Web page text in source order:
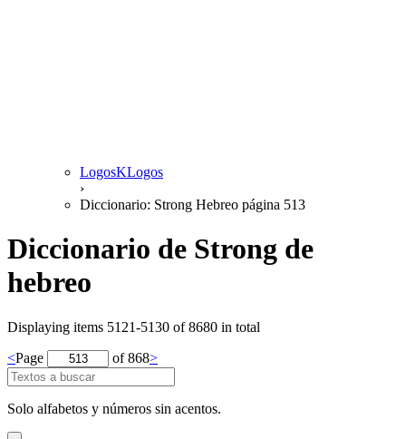
LogosKLogos
›
Diccionario: Strong Hebreo página 513
Diccionario de Strong de
hebreo
Displaying items 5121-5130 of 8680 in total
<Page of 868>
Solo alfabetos y números sin acentos.